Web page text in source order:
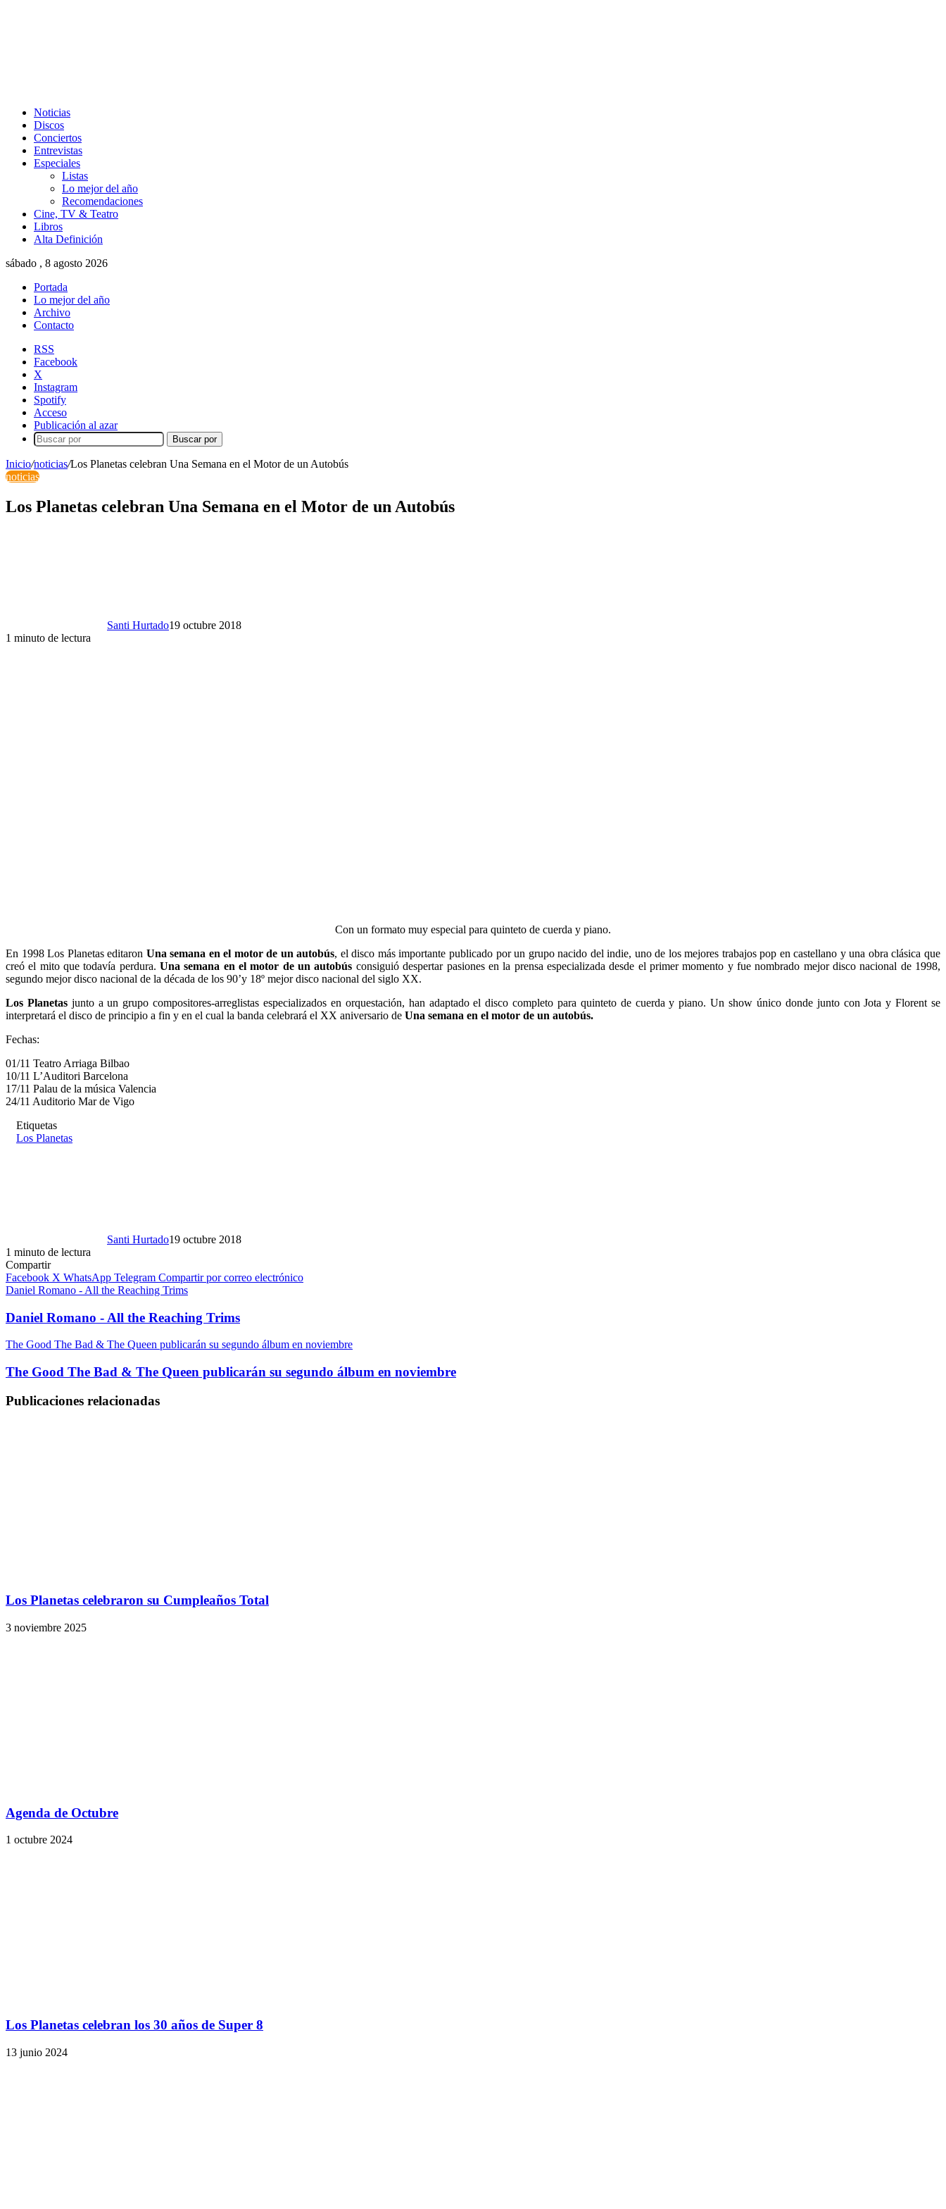
Noticias
Discos
Conciertos
Entrevistas
Especiales
Listas
Lo mejor del año
Recomendaciones
Cine, TV & Teatro
Libros
Alta Definición
sábado , 8 agosto 2026
Portada
Lo mejor del año
Archivo
Contacto
RSS
Facebook
X
Instagram
Spotify
Acceso
Publicación al azar
Buscar por
Inicio/noticias/Los Planetas celebran Una Semana en el Motor de un Autobús
noticias
Los Planetas celebran Una Semana en el Motor de un Autobús
Santi Hurtado19 octubre 2018
1 minuto de lectura
Con un formato muy especial para quinteto de cuerda y piano.
En 1998 Los Planetas editaron Una semana en el motor de un autobús, el disco más importante publicado por un grupo nacido del indie, uno de los mejores trabajos pop en castellano y una obra clásica que
creó el mito que todavía perdura.Una semana en el motor de un autobús consiguió despertar pasiones en la prensa especializada desde el primer momento y fue nombrado mejor disco nacional de 1998,
segundo mejor disco nacional de la década de los 90’y 18º mejor disco nacional del siglo XX.
Los Planetasjunto a un grupo compositores-arreglistas especializados en orquestación, han adaptado el disco completo para quinteto de cuerda y piano. Un show único donde junto con Jota y Florent se
interpretará el disco de principio a fin y en el cual la banda celebrará el XX aniversario de Una semana en el motor de un autobús.
Fechas:
01/11 Teatro Arriaga Bilbao
10/11 L’Auditori Barcelona
17/11 Palau de la música Valencia
24/11 Auditorio Mar de Vigo
Etiquetas
Los Planetas
Santi Hurtado19 octubre 2018
1 minuto de lectura
Compartir
Facebook X WhatsApp Telegram Compartir por correo electrónico
Daniel Romano - All the Reaching Trims
Daniel Romano - All the Reaching Trims
The Good The Bad & The Queen publicarán su segundo álbum en noviembre
The Good The Bad & The Queen publicarán su segundo álbum en noviembre
Publicaciones relacionadas
Los Planetas celebraron su Cumpleaños Total
3 noviembre 2025
Agenda de Octubre
1 octubre 2024
Los Planetas celebran los 30 años de Super 8
13 junio 2024